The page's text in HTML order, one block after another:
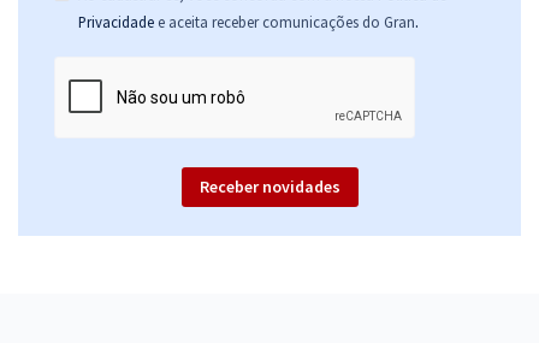
Privacidade e aceita receber comunicações do Gran.
Receber novidades